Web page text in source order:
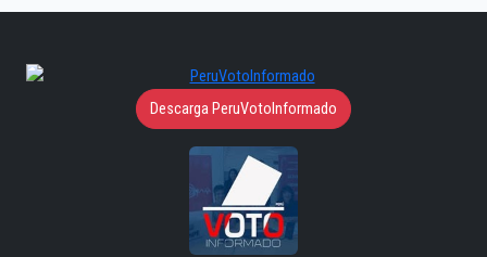
Descarga PeruVotoInformado